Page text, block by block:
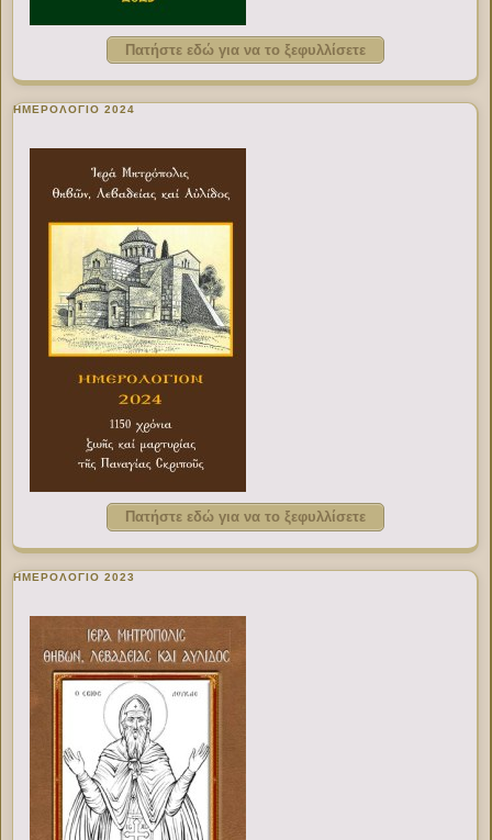
Πατήστε εδώ για να το ξεφυλλίσετε
ΗΜΕΡΟΛΟΓΙΟ 2024
Πατήστε εδώ για να το ξεφυλλίσετε
ΗΜΕΡΟΛΟΓΙΟ 2023